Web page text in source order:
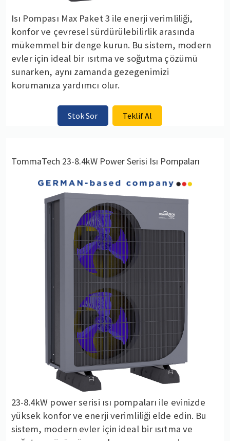
Isı Pompası Max Paket 3 ile enerji verimliliği,
konfor ve çevresel sürdürülebilirlik arasında
mükemmel bir denge kurun. Bu sistem, modern
evler için ideal bir ısıtma ve soğutma çözümü
sunarken, aynı zamanda gezegenimizi
korumanıza yardımcı olur.
Stok Sor Teklif Al
TommaTech 23-8.4kW Power Serisi Isı Pompaları
23-8.4kW power serisi ısı pompaları ile evinizde
yüksek konfor ve enerji verimliliği elde edin. Bu
sistem, modern evler için ideal bir ısıtma ve